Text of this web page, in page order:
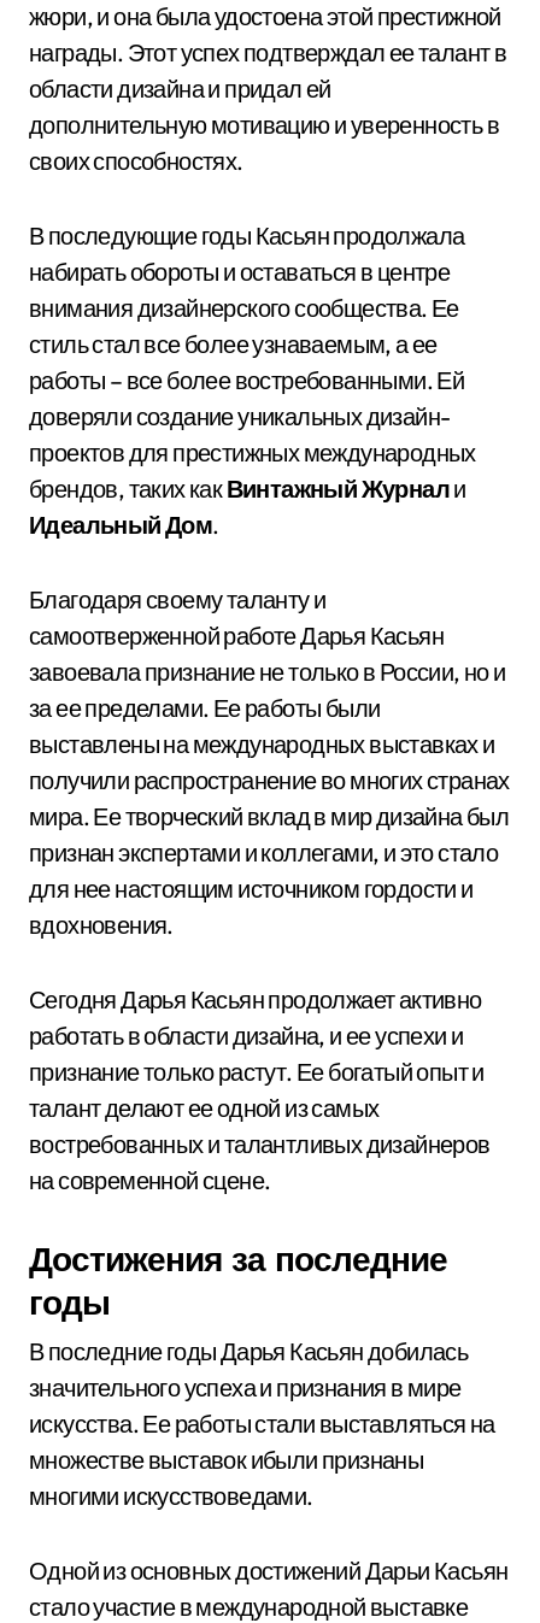
жюри, и она была удостоена этой престижной
награды. Этот успех подтверждал ее талант в
области дизайна и придал ей
дополнительную мотивацию и уверенность в
своих способностях.
В последующие годы Касьян продолжала
набирать обороты и оставаться в центре
внимания дизайнерского сообщества. Ее
стиль стал все более узнаваемым, а ее
работы – все более востребованными. Ей
доверяли создание уникальных дизайн-
проектов для престижных международных
брендов, таких какВинтажный Журнали
Идеальный Дом.
Благодаря своему таланту и
самоотверженной работе Дарья Касьян
завоевала признание не только в России, но и
за ее пределами. Ее работы были
выставлены на международных выставках и
получили распространение во многих странах
мира. Ее творческий вклад в мир дизайна был
признан экспертами и коллегами, и это стало
для нее настоящим источником гордости и
вдохновения.
Сегодня Дарья Касьян продолжает активно
работать в области дизайна, и ее успехи и
признание только растут. Ее богатый опыт и
талант делают ее одной из самых
востребованных и талантливых дизайнеров
на современной сцене.
Достижения за последние
годы
В последние годы Дарья Касьян добилась
значительного успеха и признания в мире
искусства. Ее работы стали выставляться на
множестве выставок ибыли признаны
многими искусствоведами.
Одной из основных достижений Дарьи Касьян
стало участие в международной выставке